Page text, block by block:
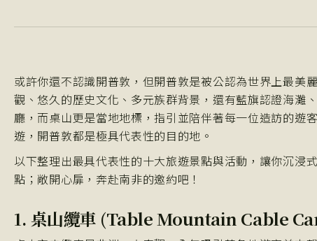
或許你還不認識開普敦，但開普敦是被公認為世界上最美
觀、悠久的歷史文化、多元族群背景，還有藍旗認證海灘
廳，而桌山更是當地地標，指引並陪伴著每一位造訪的遊
遊，開普敦都是極具代表性的目的地。
以下整理出最具代表性的十大旅遊景點與活動，讓你沉浸
點；敞開心扉，奔赴南非的邀約吧！
1. 桌山纜車 (Table Mountain Cable